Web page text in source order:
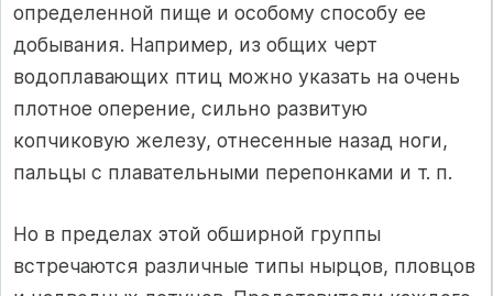
определенной пище и особому способу ее
добывания. Например, из общих черт
водоплавающих птиц можно указать на очень
плотное оперение, сильно развитую
копчиковую железу, отнесенные назад ноги,
пальцы с плавательными перепонками и т. п.
Но в пределах этой обширной группы
встречаются различные типы нырцов, пловцов